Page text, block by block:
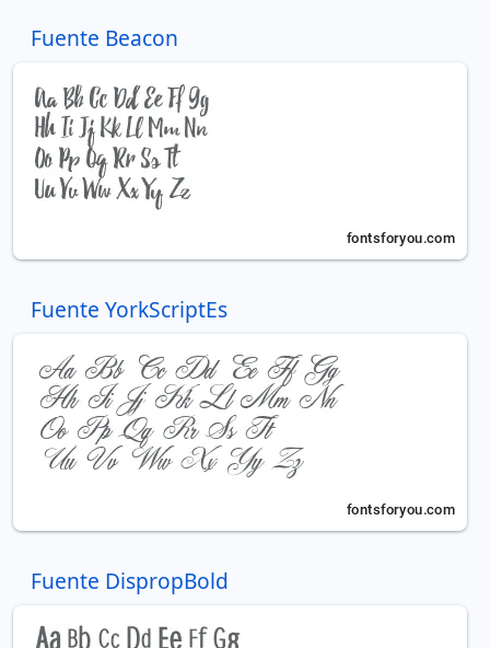
Fuente Beacon
Fuente YorkScriptEs
Fuente DispropBold